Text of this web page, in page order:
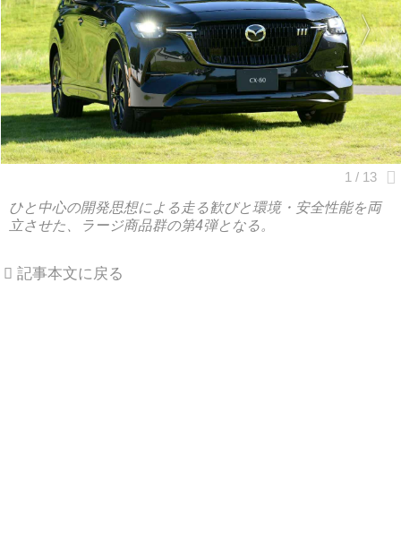
ひと中心の開発思想による走る歓びと環境・安全性能を両
立させた、ラージ商品群の第4弾となる。
記事本文に戻る